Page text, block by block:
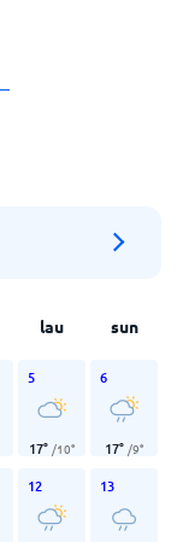
lau sun
5
17° /10°
6
17° /9°
12 13